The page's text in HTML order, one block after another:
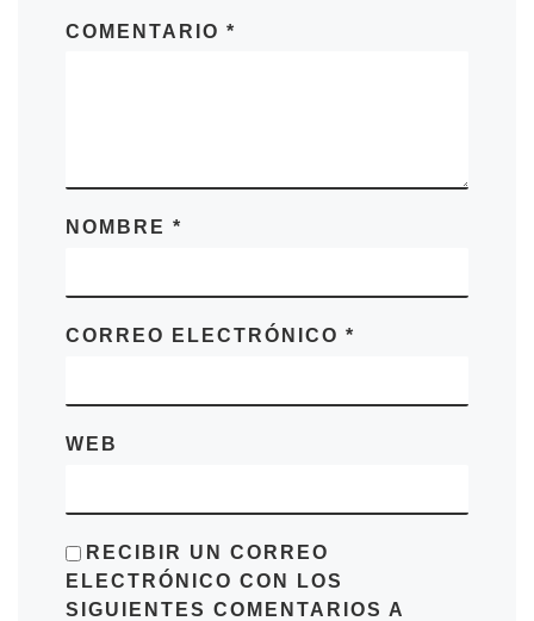
COMENTARIO *
NOMBRE *
CORREO ELECTRÓNICO *
WEB
RECIBIR UN CORREO
ELECTRÓNICO CON LOS
SIGUIENTES COMENTARIOS A